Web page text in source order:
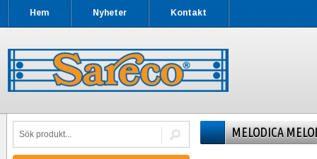
Hem Nyheter Kontakt
MELODICA